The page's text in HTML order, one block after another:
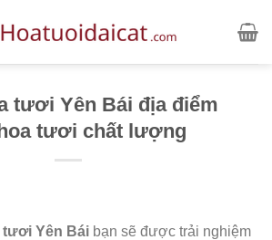
tươi Yên Bái địa điểm
tươi chất lượng
Yên Bái bạn sẽ được trải nghiệm